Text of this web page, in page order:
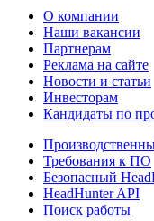
О компании
Наши вакансии
Партнерам
Реклама на сайте
Новости и статьи
Инвесторам
Кандидаты по
Требования к ПО
Безопасный
HeadHunter API
Поиск работы